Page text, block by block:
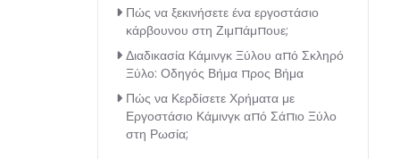
Πώς να ξεκινήσετε ένα εργοστάσιο
κάρβουνου στη Ζιμπάμπουε;
Διαδικασία Κάμινγκ Ξύλου από Σκληρό
Ξύλο: Οδηγός Βήμα προς Βήμα
Πώς να Κερδίσετε Χρήματα με
Εργοστάσιο Κάμινγκ από Σάπιο Ξύλο
στη Ρωσία;